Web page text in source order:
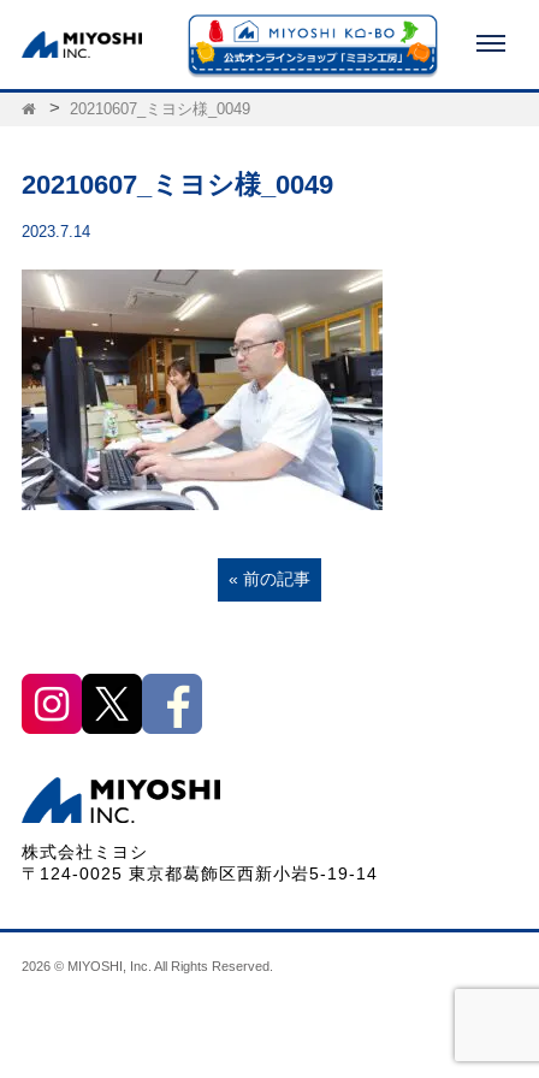
20210607_ミヨシ様_0049
20210607_ミヨシ様_0049
2023.7.14
« 前の記事
株式会社ミヨシ
〒124-0025 東京都葛飾区西新小岩5-19-14
2026 © MIYOSHI, Inc. All Rights Reserved.